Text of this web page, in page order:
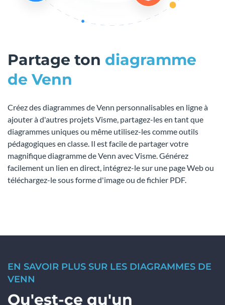
Partage ton diagramme
de Venn
Créez des diagrammes de Venn personnalisables en ligne à
ajouter à d'autres projets Visme, partagez-les en tant que
diagrammes uniques ou même utilisez-les comme outils
pédagogiques en classe. Il est facile de partager votre
magnifique diagramme de Venn avec Visme. Générez
facilement un lien en direct, intégrez-le sur une page Web ou
téléchargez-le sous forme d'image ou de fichier PDF.
EN SAVOIR PLUS SUR LES DIAGRAMMES DE
VENN
Qu'est-ce qu'un